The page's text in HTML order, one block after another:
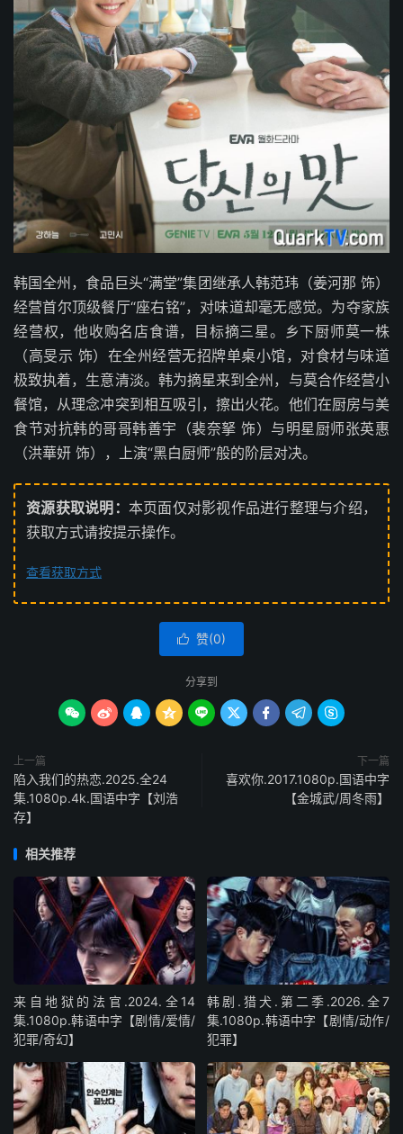
韩国全州，食品巨头“满堂”集团继承人韩范玮（姜河那 饰）
经营首尔顶级餐厅“座右铭”，对味道却毫无感觉。为夺家族
经营权，他收购名店食谱，目标摘三星。乡下厨师莫一株
（高旻示 饰）在全州经营无招牌单桌小馆，对食材与味道
极致执着，生意清淡。韩为摘星来到全州，与莫合作经营小
餐馆，从理念冲突到相互吸引，擦出火花。他们在厨房与美
食节对抗韩的哥哥韩善宇（裴奈拏 饰）与明星厨师张英惠
（洪華妍 饰），上演“黑白厨师”般的阶层对决。
资源获取说明： 本页面仅对影视作品进行整理与介绍，
获取方式请按提示操作。
查看获取方式
 赞(0)
分享到
        
上一篇
陷入我们的热恋.2025.全24
集.1080p.4k.国语中字【刘浩
存】
下一篇
喜欢你.2017.1080p.国语中字
【金城武/周冬雨】
相关推荐
来自地狱的法官.2024.全14
集.1080p.韩语中字【剧情/爱情/
犯罪/奇幻】
韩剧.猎犬.第二季.2026.全7
集.1080p.韩语中字【剧情/动作/
犯罪】